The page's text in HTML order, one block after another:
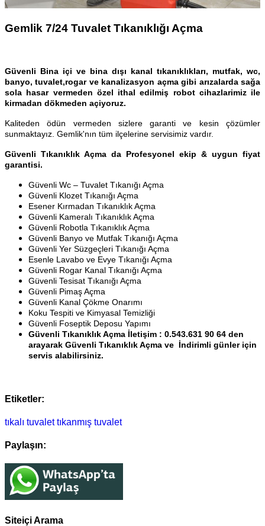
Gemlik 7/24 Tuvalet Tıkanıklığı Açma
Güvenli Bina içi ve bina dışı kanal tıkanıklıkları, mutfak, wc,
banyo, tuvalet,rogar ve kanalizasyon açma gibi arızalarda sağa
sola hasar vermeden özel ithal edilmiş robot cihazlarimiz ile
kirmadan dökmeden açiyoruz.
Kaliteden ödün vermeden sizlere garanti ve kesin çözümler
sunmaktayız. Gemlik'nın tüm ilçelerine servisimiz vardır.
Güvenli Tıkanıklık Açma da Profesyonel ekip & uygun fiyat
garantisi.
Güvenli Wc – Tuvalet Tıkanığı Açma
Güvenli Klozet Tıkanığı Açma
Esener Kırmadan Tıkanıklık Açma
Güvenli Kameralı Tıkanıklık Açma
Güvenli Robotla Tıkanıklık Açma
Güvenli Banyo ve Mutfak Tıkanığı Açma
Güvenli Yer Süzgeçleri Tıkanığı Açma
Esenle Lavabo ve Evye Tıkanığı Açma
Güvenli Rogar Kanal Tıkanığı Açma
Güvenli Tesisat Tıkanığı Açma
Güvenli Pimaş Açma
Güvenli Kanal Çökme Onarımı
Koku Tespiti ve Kimyasal Temizliği
Güvenli Foseptik Deposu Yapımı
Güvenli Tıkanıklık Açma İletişim : 0.543.631 90 64 den
arayarak Güvenli Tıkanıklık Açma ve İndirimli günler için
servis alabilirsiniz.
Etiketler:
tıkalı tuvalet tıkanmış tuvalet
Paylaşın:
Siteiçi Arama